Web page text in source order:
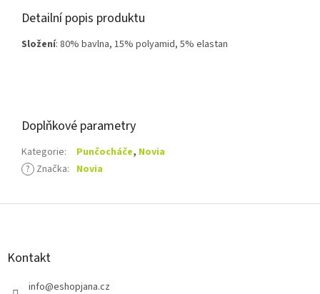
Detailní popis produktu
Složení: 80% bavlna, 15% polyamid, 5% elastan
Doplňkové parametry
Kategorie: Punčocháče, Novia
? Značka: Novia
Z
Kontakt
info@eshopjana.cz